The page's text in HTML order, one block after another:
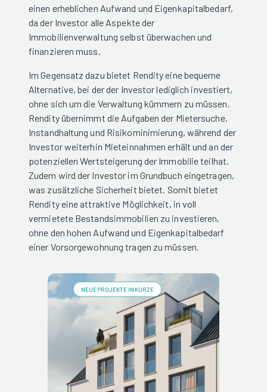
einen erheblichen Aufwand und Eigenkapitalbedarf,
da der Investor alle Aspekte der
Immobilienverwaltung selbst überwachen und
finanzieren muss.
Im Gegensatz dazu bietet Rendity eine bequeme
Alternative, bei der der Investor lediglich investiert,
ohne sich um die Verwaltung kümmern zu müssen.
Rendity übernimmt die Aufgaben der Mietersuche,
Instandhaltung und Risikominimierung, während der
Investor weiterhin Mieteinnahmen erhält und an der
potenziellen Wertsteigerung der Immobilie teilhat.
Zudem wird der Investor im Grundbuch eingetragen,
was zusätzliche Sicherheit bietet. Somit bietet
Rendity eine attraktive Möglichkeit, in voll
vermietete Bestandsimmobilien zu investieren,
ohne den hohen Aufwand und Eigenkapitalbedarf
einer Vorsorgewohnung tragen zu müssen.
NEUE PROJEKTE IN KÜRZE